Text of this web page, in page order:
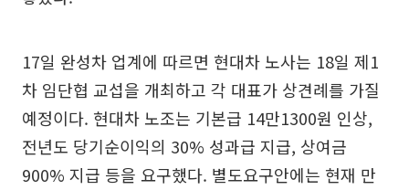
17일 완성차 업계에 따르면 현대차 노사는 18일 제1
차 임단협 교섭을 개최하고 각 대표가 상견례를 가질
예정이다. 현대차 노조는 기본급 14만1300원 인상,
전년도 당기순이익의 30% 성과급 지급, 상여금
900% 지급 등을 요구했다. 별도요구안에는 현재 만